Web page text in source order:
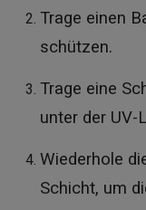
Trage einen
schützen.
Trage eine
unter der UV-
Wiederhole
Schicht, um